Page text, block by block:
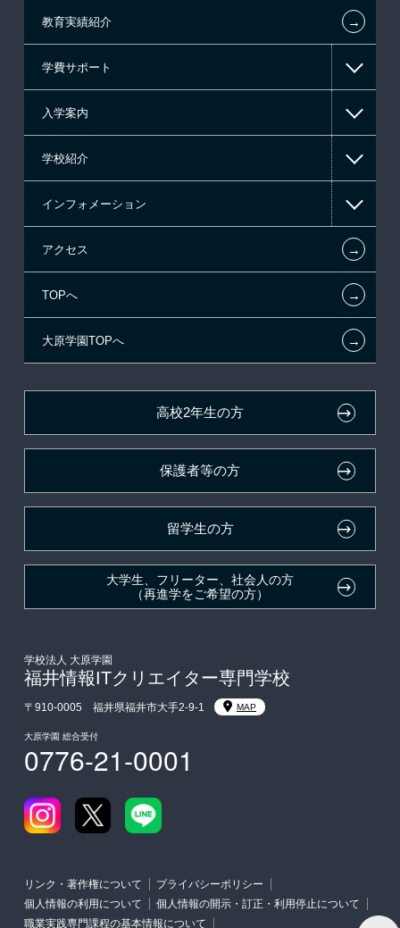
情報IT系
CG・デザイン系
マンガ・イラスト系
東京経営大学 学士取得コース
教育実績紹介 ←
学費サポート
高等教育の修学支援新制度
日本学生支援機構の奨学金
日本政策金融公庫（国の教育ローン）
提携教育ローン
試験による特待生制度
取得資格による特待生制度
デザインコンクール＆マンガコンクール特待生制度
入学案内
一般入学
AO入学制度
特別推薦入学
推薦入学
ボランティア・クラブ・
生徒会活動推薦入学
入学前のお勧め学習システム
東京経営大学への3年次編入学
大学・短大・公務員併願制度
親族紹介制度
学校紹介
在校生からあなたへ
夢を叶えた先輩たち
施設・研修所
学生寮・マンションのご案内
大原学園グループ案内
インフォメーション
お知らせ・新着情報
在校生へのお知らせ
各種証明書の発行ご希望の方
採用ご担当の方
アクセス ←
TOPへ ←
大原学園TOPへ ←
高校2年生の方
保護者等の方
留学生の方
大学生、フリーター、社会人の方
（再進学をご希望の方）
学校法人 大原学園
福井情報ITクリエイター専門学校
〒910-0005 福井県福井市大手2-9-1 MAP
大原学園 総合受付
0776-21-0001
リンク・著作権について
プライバシーポリシー
個人情報の利用について
個人情報の開示・訂正・利用停止について
職業実践専門課程の基本情報について